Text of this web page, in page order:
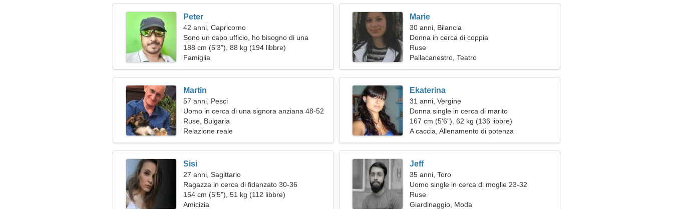
Peter
42 anni, Capricorno
Sono un capo ufficio, ho bisogno di una
donna insolita
188 cm (6'3"), 88 kg (194 libbre)
Famiglia
Marie
30 anni, Bilancia
Donna in cerca di coppia
Ruse
Pallacanestro, Teatro
Martin
57 anni, Pesci
Uomo in cerca di una signora anziana 48-52
Ruse, Bulgaria
Relazione reale
Ekaterina
31 anni, Vergine
Donna single in cerca di marito
167 cm (5'6"), 62 kg (136 libbre)
A caccia, Allenamento di potenza
Sisi
27 anni, Sagittario
Ragazza in cerca di fidanzato 30-36
164 cm (5'5"), 51 kg (112 libbre)
Amicizia
Jeff
35 anni, Toro
Uomo single in cerca di moglie 23-32
Ruse
Giardinaggio, Moda